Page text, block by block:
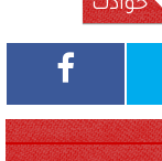
حوادث